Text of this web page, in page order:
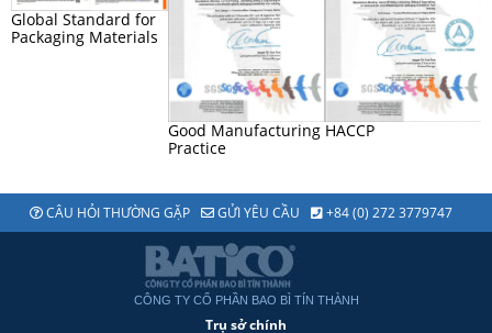
Global Standard for
Packaging Materials
Good Manufacturing
Practice
HACCP
CÂU HỎI THƯỜNG GẶP GỬI YÊU CẦU +84 (0) 272 3779747
CÔNG TY CỔ PHẦN BAO BÌ TÍN THÀNH
Trụ sở chính